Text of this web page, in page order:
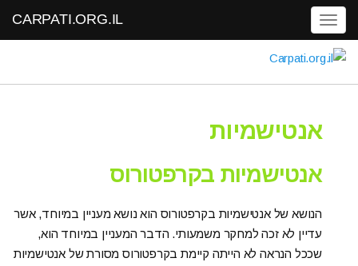
Toggle navigation
CARPATI.ORG.IL
אנטישמיות
אנטישמיות בקרפטורוס
הנושא של אנטישמיות בקרפטורוס הוא נושא מעניין במיוחד, אשר
עדיין לא זכה למחקר משמעותי. הדבר המעניין במיוחד הוא,
שככל הנראה לא הייתה קיימת בקרפטורוס מסורת של אנטישמיות